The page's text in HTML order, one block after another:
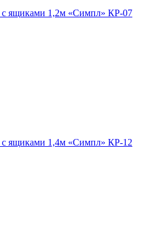
с ящиками 1,2м «Симпл» КР-07
с ящиками 1,4м «Симпл» КР-12